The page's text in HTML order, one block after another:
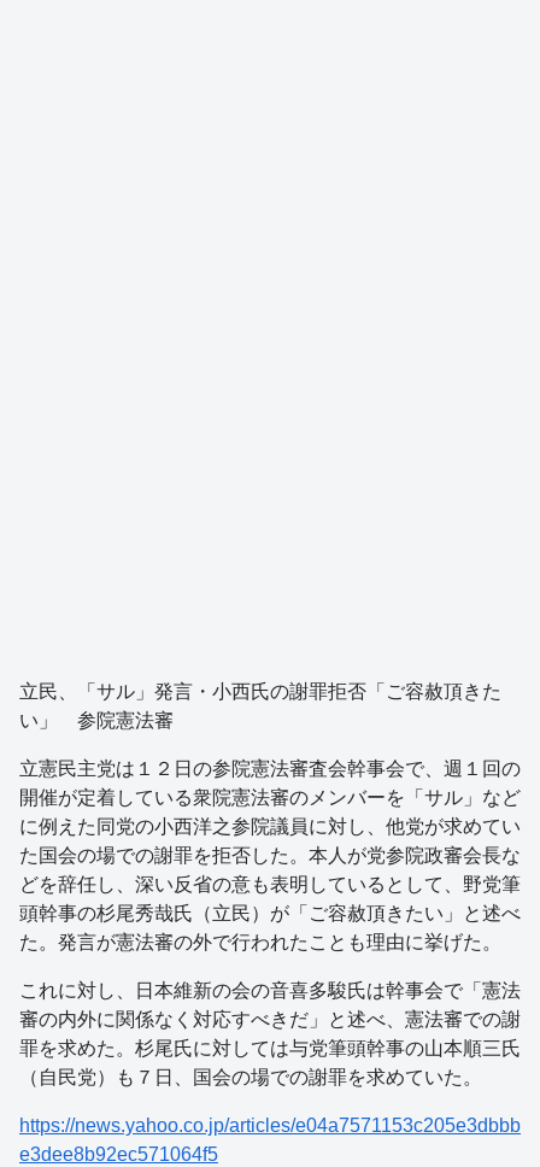
立民、「サル」発言・小西氏の謝罪拒否「ご容赦頂きた
い」 参院憲法審
立憲民主党は１２日の参院憲法審査会幹事会で、週１回の
開催が定着している衆院憲法審のメンバーを「サル」など
に例えた同党の小西洋之参院議員に対し、他党が求めてい
た国会の場での謝罪を拒否した。本人が党参院政審会長な
どを辞任し、深い反省の意も表明しているとして、野党筆
頭幹事の杉尾秀哉氏（立民）が「ご容赦頂きたい」と述べ
た。発言が憲法審の外で行われたことも理由に挙げた。
これに対し、日本維新の会の音喜多駿氏は幹事会で「憲法
審の内外に関係なく対応すべきだ」と述べ、憲法審での謝
罪を求めた。杉尾氏に対しては与党筆頭幹事の山本順三氏
（自民党）も７日、国会の場での謝罪を求めていた。
https://news.yahoo.co.jp/articles/e04a7571153c205e3dbbb
e3dee8b92ec571064f5